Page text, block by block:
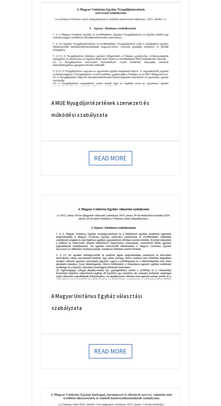
A MUE Nyugdíjintézetének szervezeti és
működési szabályzata
READ MORE
A Magyar Unitárius Egyház választási
szabályzata
READ MORE